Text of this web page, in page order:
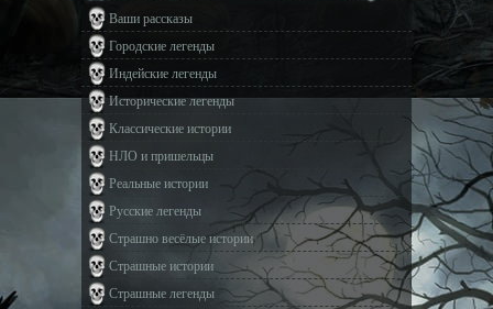
Ваши рассказы
Городские легенды
Индейские легенды
Исторические легенды
Классические истории
НЛО и пришельцы
Реальные истории
Русские легенды
Страшно весёлые истории
Страшные истории
Страшные легенды